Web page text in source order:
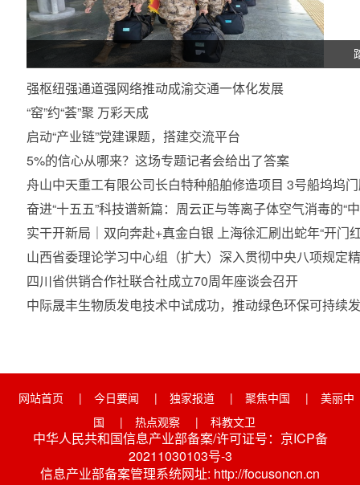
强枢纽强通道强网络推动成渝交通一体化发展
“窑”约“荟”聚 万彩天成
启动“产业链”党建课题，搭建交流平台
5%的信心从哪来？这场专题记者会给出了答案
舟山中天重工有限公司长白特种船舶修造项目 3号船坞坞
奋进“十五五”科技谱新篇：周云正与等离子体空气消毒的“
实干开新局｜双向奔赴+真金白银 上海徐汇刷出蛇年“开门
山西省委理论学习中心组（扩大）深入贯彻中央八项规定
四川省供销合作社联合社成立70周年座谈会召开
中际晟丰生物质发电技术中试成功，推动绿色环保可持续
网站首页 | 今日要闻 | 独家报道 | 聚焦中国 |
美丽中
国
| 热点观察 | 科教文卫
中华人民共和国信息产业部备案/许可证号：京ICP备
20211030103号-3
信息产业部备案管理系统网址: http://focusoncn.cn